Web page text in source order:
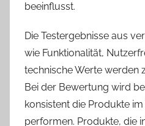
beeinflusst.
Die Testergebnisse aus
wie Funktionalität,
technische Werte werden
Bei der Bewertung wird
konsistent die Produkte
performen. Produkte, die